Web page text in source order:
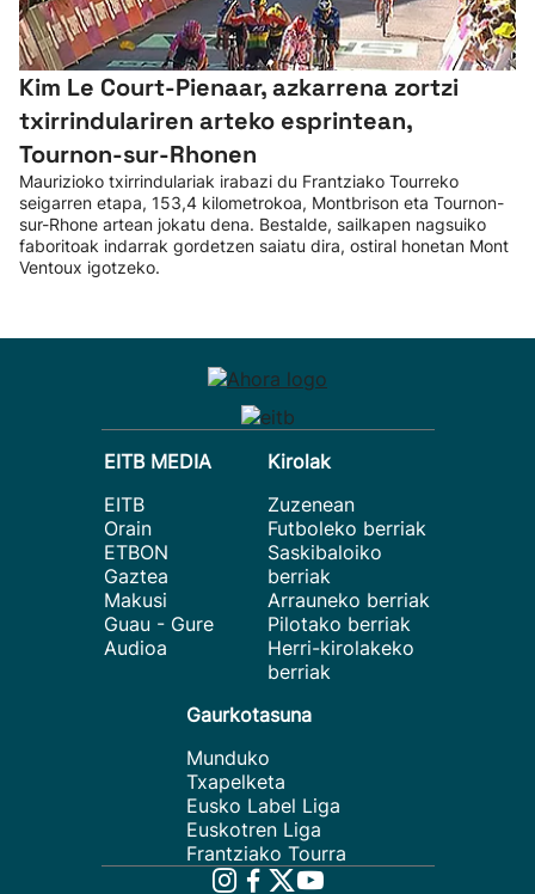
Kim Le Court-Pienaar, azkarrena zortzi
txirrindulariren arteko esprintean,
Tournon-sur-Rhonen
Maurizioko txirrindulariak irabazi du Frantziako Tourreko
seigarren etapa, 153,4 kilometrokoa, Montbrison eta Tournon-
sur-Rhone artean jokatu dena. Bestalde, sailkapen nagsuiko
faboritoak indarrak gordetzen saiatu dira, ostiral honetan Mont
Ventoux igotzeko.
EITB MEDIA
EITB
Orain
ETBON
Gaztea
Makusi
Guau - Gure
Audioa
Kirolak
Zuzenean
Futboleko berriak
Saskibaloiko
berriak
Arrauneko berriak
Pilotako berriak
Herri-kirolakeko
berriak
Gaurkotasuna
Munduko
Txapelketa
Eusko Label Liga
Euskotren Liga
Frantziako Tourra